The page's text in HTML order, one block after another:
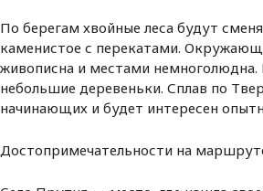
По берегам хвойные леса будут
каменистое с перекатами.
живописна и местами
небольшие деревеньки. Сплав по
начинающих и будет интересен
Достопримечательности на